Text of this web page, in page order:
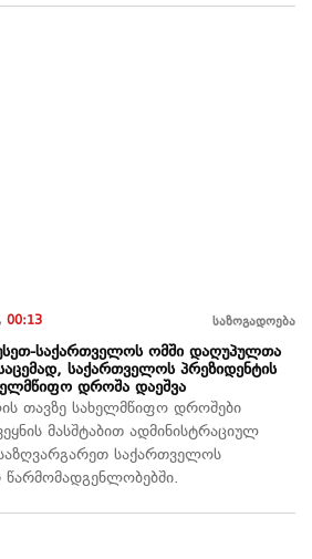
00:13 საზოგადოება
საქართველოს ომში დაღუპულთა
საქართველოს პრეზიდენტის
დროშა დაეშვა
თავზე სახელმწიფო დროშები
მასშტაბით ადმინისტრაციულ
საქართველოს